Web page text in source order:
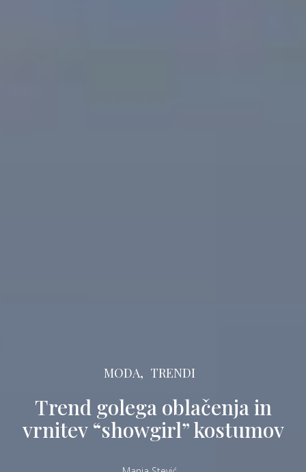
MODA, TRENDI
Trend golega oblačenja in
vrnitev “showgirl” kostumov